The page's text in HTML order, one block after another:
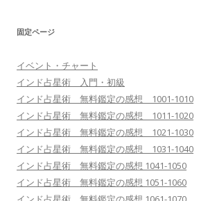
固定ページ
イベント・チャート
インド占星術 入門・初級
インド占星術 無料鑑定の感想 1001-1010
インド占星術 無料鑑定の感想 1011-1020
インド占星術 無料鑑定の感想 1021-1030
インド占星術 無料鑑定の感想 1031-1040
インド占星術 無料鑑定の感想 1041-1050
インド占星術 無料鑑定の感想 1051-1060